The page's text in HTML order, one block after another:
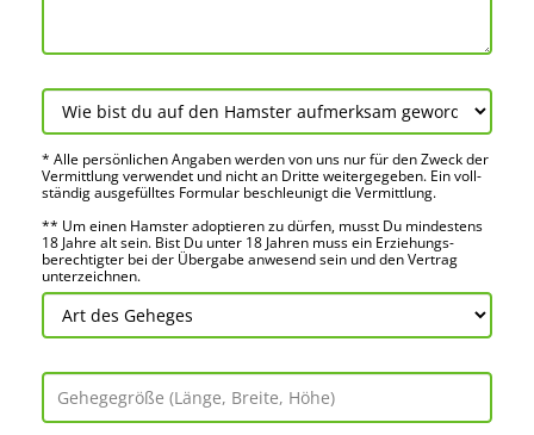
* Alle persön­lichen Angaben werden von uns nur für den Zweck der
Vermitt­lung verwendet und nicht an Dritte weiter­gegeben. Ein voll­
ständig ausge­fülltes Formular beschleu­nigt die Vermitt­lung.
** Um einen Hamster adoptieren zu dürfen, musst Du mindes­tens
18 Jahre alt sein. Bist Du unter 18 Jahren muss ein Erziehungs­
berechtigter bei der Über­gabe anwes­end sein und den Vertrag
unter­zeichnen.